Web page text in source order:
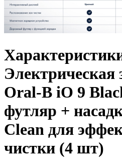
Электрическая
Oral-B iO 9
футляр +
Clean для
чистки (4 шт)